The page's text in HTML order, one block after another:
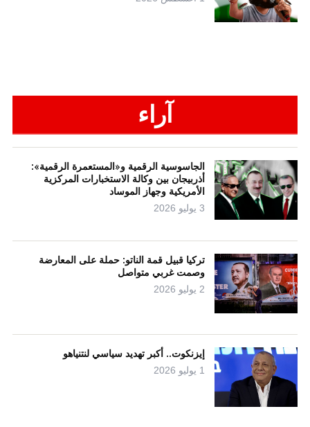
آراء
الجاسوسية الرقمية و«المستعمرة الرقمية»:
أذربيجان بين وكالة الاستخبارات المركزية
الأمريكية وجهاز الموساد
3 يوليو 2026
تركيا قبيل قمة الناتو: حملة على المعارضة
وصمت غربي متواصل
2 يوليو 2026
إيزنكوت.. أكبر تهديد سياسي لنتنياهو
1 يوليو 2026